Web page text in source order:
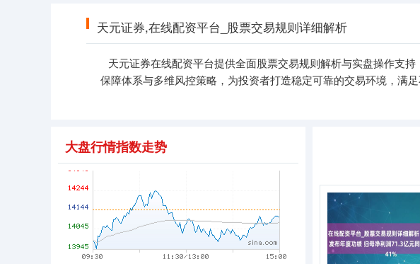
天元证券,在线配资平台_股票交易规则详细解析
天元证券在线配资平台提供全面股票交易规则解析与实盘操作支
保障体系与多维风控策略，为投资者打造稳定可靠的交易环境，满足
大盘行情指数走势
沪深300 4651.31 -6.85 -0.15%